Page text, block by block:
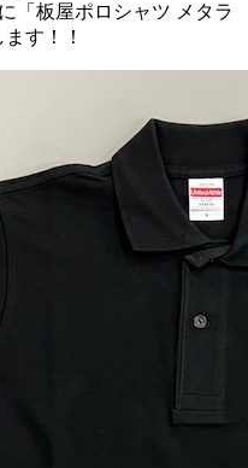
「板屋ポロシャツ メタラ
す！！